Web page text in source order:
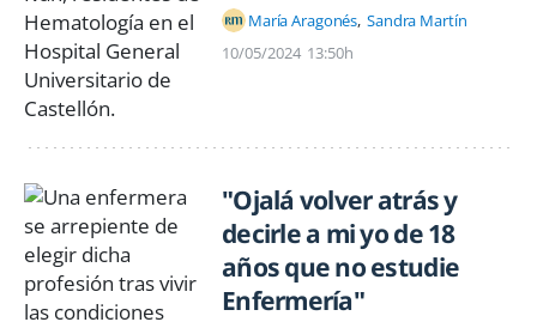
María Aragonés Sandra Martín
10/05/2024 13:50h
"Ojalá volver atrás y
decirle a mi yo de 18
años que no estudie
Enfermería"